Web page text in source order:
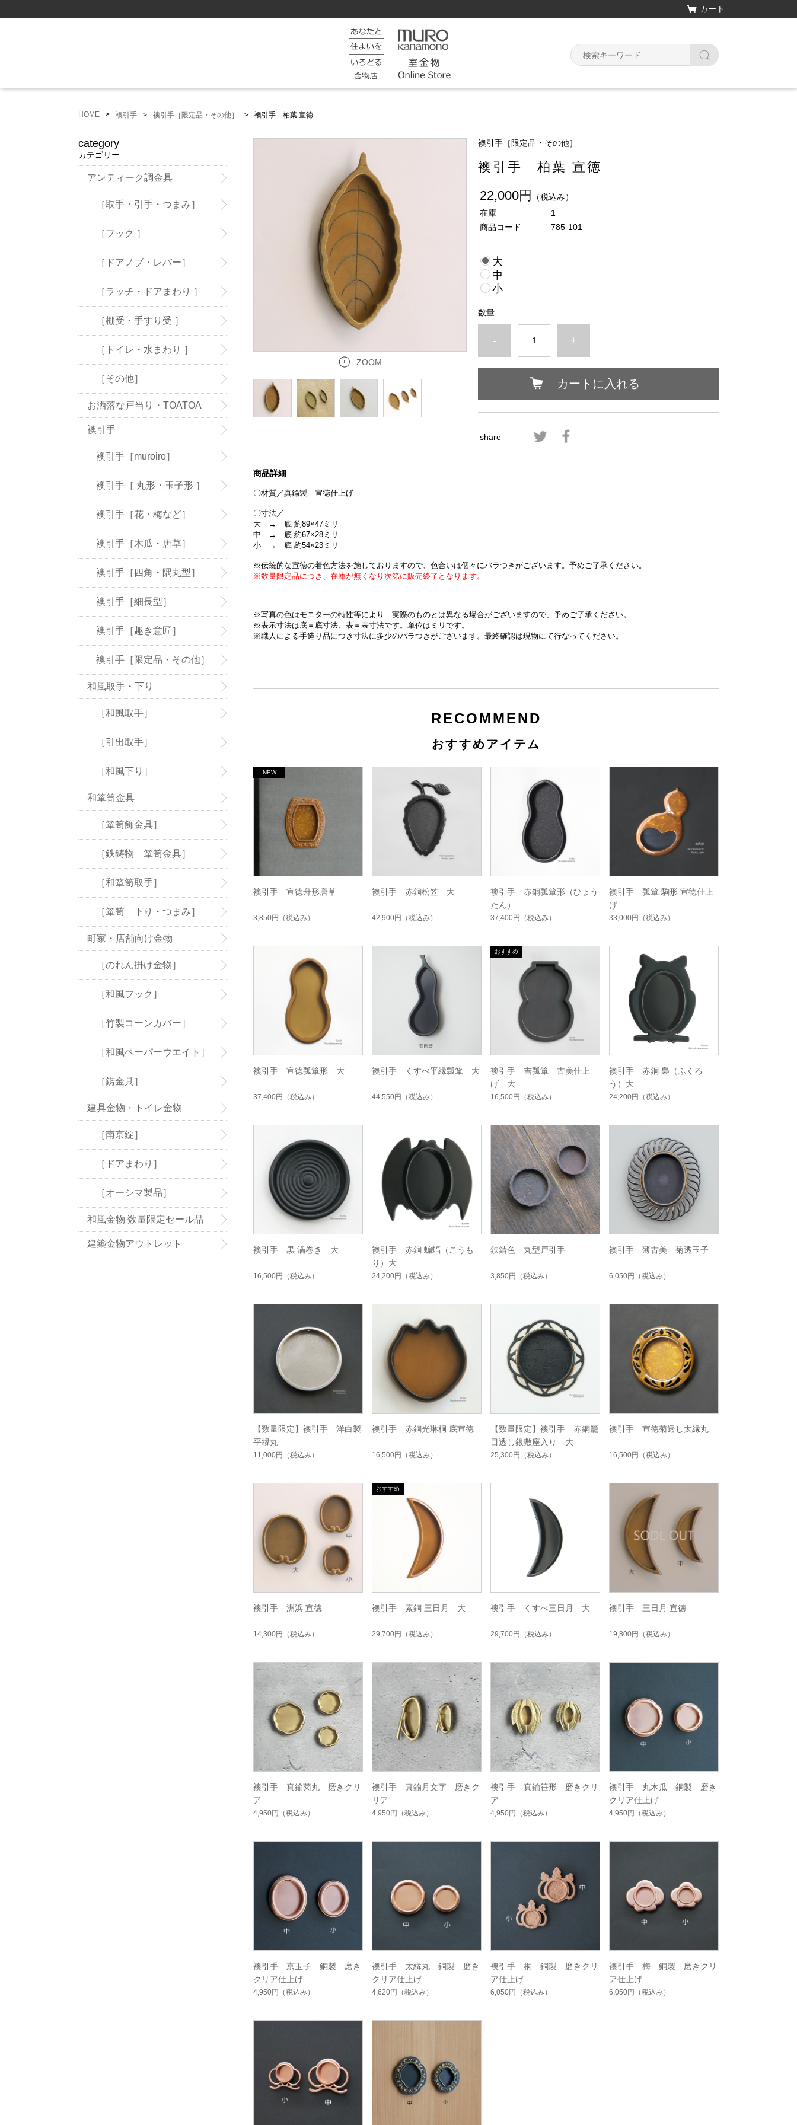
カート
HOME 襖引手 襖引手［限定品・その他］ 襖引手 柏葉 宣徳
ZOOM
襖引手［限定品・その他］
襖引手 柏葉 宣徳
22,000円
（税込み）
在庫
1
商品コード
785-101
大
中
小
数量
- +
カートに入れる
share
商品詳細
〇材質／真鍮製 宣徳仕上げ
〇寸法／
大 → 底 約89×47ミリ
中 → 底 約67×28ミリ
小 → 底 約54×23ミリ
※伝統的な宣徳の着色方法を施しておりますので、色合いは個々にバラつきがございます。 予めご了承ください。
※数量限定品につき、在庫が無くなり次第に販売終了となります。
※写真の色はモニターの特性等により 実際のものとは異なる場合がございますので、予めご了承ください。
※表示寸法は底＝底寸法、表＝表寸法です。単位はミリです。
※職人による手造り品につき寸法に多少のバラつきがございます。最終確認は現物にて行なってください。
RECOMMEND
おすすめアイテム
襖引手 宣徳舟形唐草
3,850円 （税込み）
襖引手 赤銅松笠 大
42,900円 （税込み）
襖引手 赤銅瓢箪形（ひょう
たん）
37,400円 （税込み）
襖引手 瓢箪 駒形 宣徳仕上
げ
33,000円 （税込み）
襖引手 宣徳瓢箪形 大
37,400円 （税込み）
襖引手 くすべ平縁瓢箪 大
44,550円 （税込み）
襖引手 吉瓢箪 古美仕上
げ 大
16,500円 （税込み）
襖引手 赤銅 梟（ふくろ
う）大
24,200円 （税込み）
襖引手 黒 渦巻き 大
16,500円 （税込み）
襖引手 赤銅 蝙蝠（こうも
り）大
24,200円 （税込み）
鉄錆色 丸型戸引手
3,850円 （税込み）
襖引手 薄古美 菊透玉子
6,050円 （税込み）
【数量限定】襖引手 洋白製
平縁丸
11,000円 （税込み）
襖引手 赤銅光琳桐 底宣徳
16,500円 （税込み）
【数量限定】襖引手 赤銅籠
目透し銀敷座入り 大
25,300円 （税込み）
襖引手 宣徳菊透し太縁丸
16,500円 （税込み）
襖引手 洲浜 宣徳
14,300円 （税込み）
襖引手 素銅 三日月 大
29,700円 （税込み）
襖引手 くすべ三日月 大
29,700円 （税込み）
襖引手 三日月 宣徳
19,800円 （税込み）
襖引手 真鍮菊丸 磨きクリ
ア
4,950円 （税込み）
襖引手 真鍮月文字 磨きク
リア
4,950円 （税込み）
襖引手 真鍮笹形 磨きクリ
ア
4,950円 （税込み）
襖引手 丸木瓜 銅製 磨き
クリア仕上げ
4,950円 （税込み）
襖引手 京玉子 銅製 磨き
クリア仕上げ
4,950円 （税込み）
襖引手 太縁丸 銅製 磨き
クリア仕上げ
4,620円 （税込み）
襖引手 桐 銅製 磨きクリ
ア仕上げ
6,050円 （税込み）
襖引手 梅 銅製 磨きクリ
ア仕上げ
6,050円 （税込み）
category
カテゴリー
アンティーク調金具
［取手・引手・つまみ］
［フック ］
［ドアノブ・レバー］
［ラッチ・ドアまわり ］
［棚受・手すり受 ］
［トイレ・水まわり ］
［その他］
お洒落な戸当り・TOATOA
襖引手
襖引手［muroiro］
襖引手［ 丸形・玉子形 ］
襖引手［花・梅など］
襖引手［木瓜・唐草］
襖引手［四角・隅丸型］
襖引手［細長型］
襖引手［趣き意匠］
襖引手［限定品・その他］
和風取手・下り
［和風取手］
［引出取手］
［和風下り］
和箪笥金具
［箪笥飾金具］
［鉄鋳物 箪笥金具］
［和箪笥取手］
［箪笥 下り・つまみ］
町家・店舗向け金物
［のれん掛け金物］
［和風フック］
［竹製コーンカバー］
［和風ペーパーウエイト］
［錺金具］
建具金物・トイレ金物
［南京錠］
［ドアまわり］
［オーシマ製品］
和風金物 数量限定セール品
建築金物アウトレット